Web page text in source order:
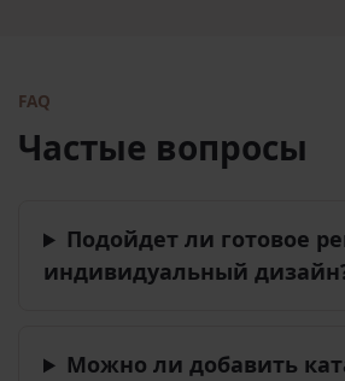
FAQ
Частые вопросы
Подойдет ли готовое
индивидуальный
Можно ли добавить